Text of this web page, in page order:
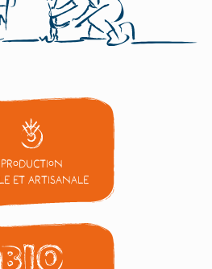
Production
et artisanale